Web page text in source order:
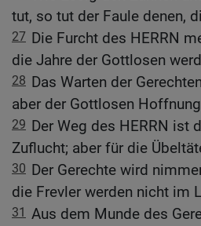
tut, so tut der Faule denen,
27 Die Furcht des HERRN
die Jahre der Gottlosen
28 Das Warten der
aber der Gottlosen
29 Der Weg des HERRN ist
Zuflucht; aber für die
30 Der Gerechte wird
die Frevler werden nicht im
31 Aus dem Munde des